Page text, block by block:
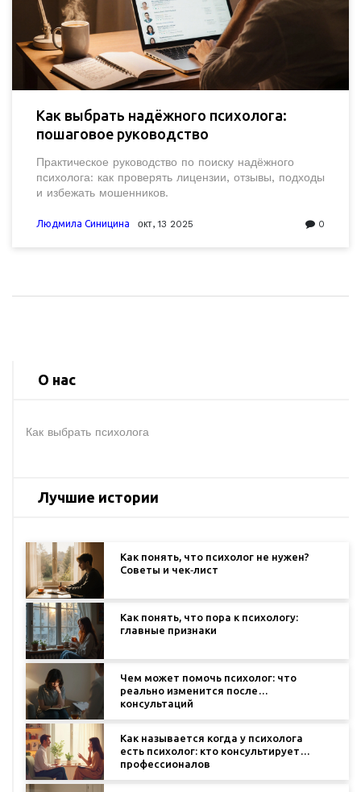
Как выбрать надёжного психолога:
пошаговое руководство
Практическое руководство по поиску надёжного
психолога: как проверять лицензии, отзывы, подходы
и избежать мошенников.
Людмила Синицина окт, 13 2025 0
О нас
Как выбрать психолога
Лучшие истории
Как понять, что психолог не нужен?
Советы и чек‑лист
Как понять, что пора к психологу:
главные признаки
Чем может помочь психолог: что
реально изменится после
консультаций
Как называется когда у психолога
есть психолог: кто консультирует
профессионалов